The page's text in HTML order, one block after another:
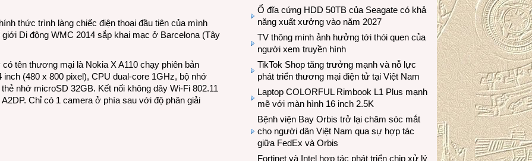
thức trình làng chiếc điện thoại đầu tiên của mình
Di động WMC 2014 sắp khai mạc ở Barcelona (Tây
tên thương mại là Nokia X A110 chạy phiên bản
(480 x 800 pixel), CPU dual-core 1GHz, bộ nhớ
nhớ microSD 32GB. Kết nối không dây Wi-Fi 802.11
Chỉ có 1 camera ở phía sau với độ phân giải
Ổ đĩa cứng HDD 50TB của Seagate có khả
năng xuất xưởng vào năm 2027
TV thông minh ảnh hưởng tới thói quen của
người xem truyền hình
TikTok Shop tăng trưởng mạnh và nỗ lực
phát triển thương mại điện tử tại Việt Nam
Laptop COLORFUL Rimbook L1 Plus mạnh
mẽ với màn hình 16 inch 2.5K
Bệnh viện Bay Orbis trở lại chăm sóc mắt
cho người dân Việt Nam qua sự hợp tác
giữa FedEx và Orbis
Fortinet và Intel hợp tác phát triển chip xử lý